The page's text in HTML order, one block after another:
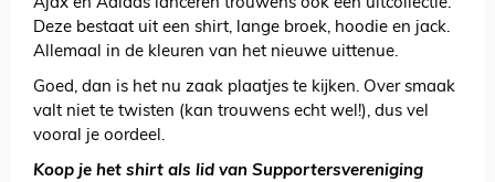
Ajax en Adidas lanceren trouwens ook een uitcollectie.
Deze bestaat uit een shirt, lange broek, hoodie en jack.
Allemaal in de kleuren van het nieuwe uittenue.
Goed, dan is het nu zaak plaatjes te kijken. Over smaak
valt niet te twisten (kan trouwens echt wel!), dus vel
vooral je oordeel.
Koop je het shirt als lid van Supportersvereniging